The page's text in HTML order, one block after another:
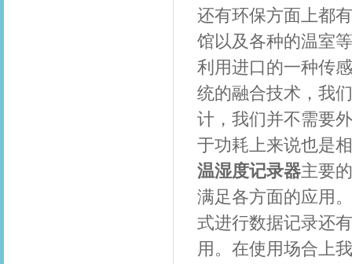
还有环保方面上都
馆以及各种的温室
利用进口的一种传
统的融合技术，我
计，我们并不需要
于功耗上来说也是
温湿度记录器主要
满足各方面的应用
式进行数据记录还
用。在使用场合上